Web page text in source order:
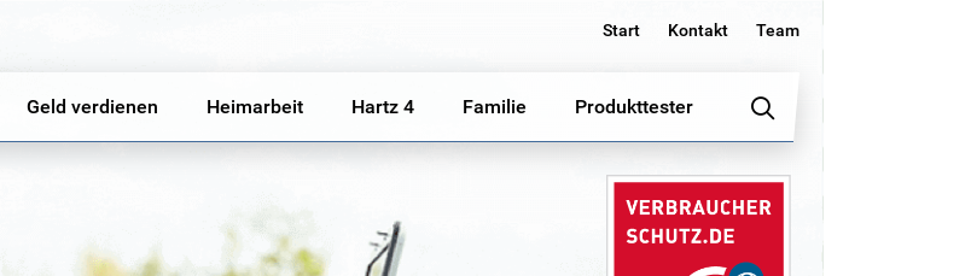
Start Kontakt Team
Geld verdienen Heimarbeit Hartz 4 Familie Produkttester